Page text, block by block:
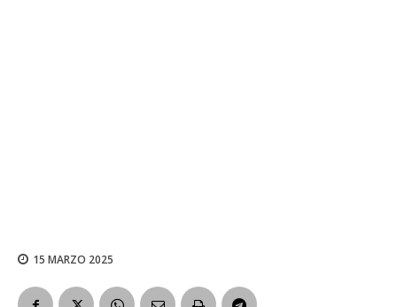
15 MARZO 2025